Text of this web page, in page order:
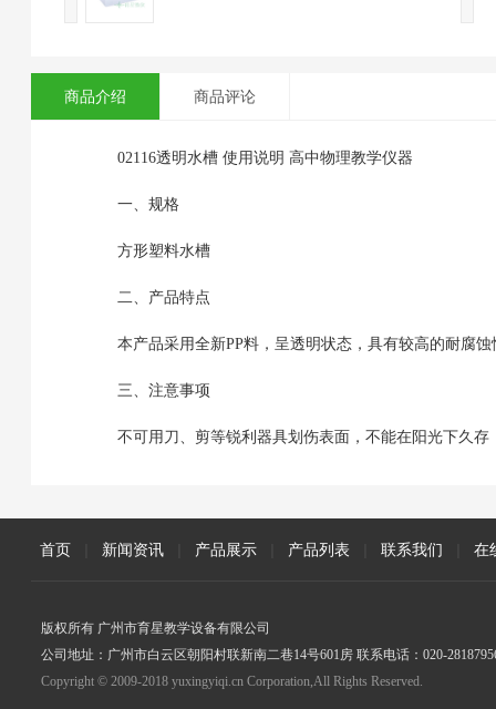
商品介绍 商品评论
02116透明水槽 使用说明 高中物理教学仪器
一、规格
方形塑料水槽
二、产品特点
本产品采用全新PP料，呈透明状态，具有较高的耐腐
三、注意事项
不可用刀、剪等锐利器具划伤表面，不能在阳光下久存
首页 新闻资讯 产品展示 产品列表 联系我们 在
版权所有 广州市育星教学设备有限公司
公司地址：广州市白云区朝阳村联新南二巷14号601房 联系电话：020-
Copyright © 2009-2018 yuxingyiqi.cn Corporation,All Rights Reserved.